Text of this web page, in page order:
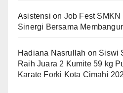
Asistensi on Job Fest
Sinergi Bersama
Hadiana Nasrullah on Siswi
Raih Juara 2 Kumite 59 kg
Karate Forki Kota Cimahi